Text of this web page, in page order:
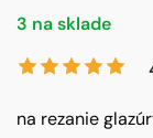
3 na sklade
na rezanie